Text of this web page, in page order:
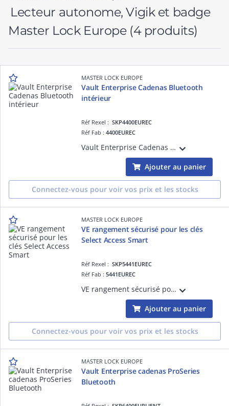
Lecteur autonome, Vigik et badge
Master Lock Europe (4 produits)
MASTER LOCK EUROPE
Vault Enterprise Cadenas Bluetooth
intérieur
Réf Rexel :SKP4400EUREC
Réf Fab :4400EUREC
Vault Enterprise Cadenas Bluetooth intérieur
Ajouter au panier
Connectez-vous pour voir vos prix et les stocks
MASTER LOCK EUROPE
VE rangement sécurisé pour les clés
Select Access Smart
Réf Rexel :SKP5441EUREC
Réf Fab :5441EUREC
VE rangement sécurisé pour les clés Select Access Smart
Ajouter au panier
Connectez-vous pour voir vos prix et les stocks
MASTER LOCK EUROPE
Vault Enterprise cadenas ProSeries
Bluetooth